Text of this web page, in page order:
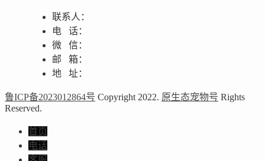
联系人：
电 话：
微 信：
邮 箱：
地 址：
鲁ICP备2023012864号 Copyright 2022. 原生态宠物号 Rights
Reserved.
首页
电话